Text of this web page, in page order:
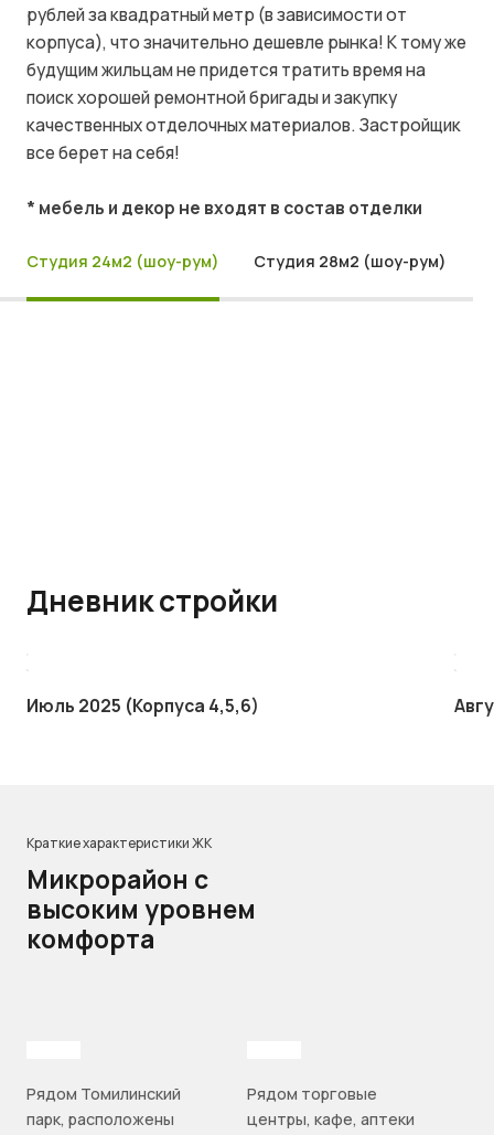
рублей за квадратный метр (в зависимости от
корпуса), что значительно дешевле рынка! К тому же
будущим жильцам не придется тратить время на
поиск хорошей ремонтной бригады и закупку
качественных отделочных материалов. Застройщик
все берет на себя!
* мебель и декор не входят в состав отделки
Студия 24м2 (шоу-рум) Студия 28м2 (шоу-рум)
Дневник стройки
Июль 2025 (Корпуса 4,5,6)
Краткие характеристики ЖК
Микрорайон с
высоким уровнем
комфорта
Рядом Томилинский
парк, расположены
Рядом торговые
центры, кафе, аптеки